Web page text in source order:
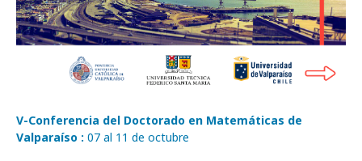
V-Conferencia del Doctorado en Matemáticas de
Valparaíso : 07 al 11 de octubre